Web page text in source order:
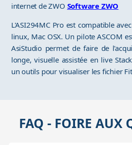
internet de ZWO Software ZWO
L'ASI294MC Pro est compatible
linux, Mac OSX. Un pilote ASCOM
AsiStudio permet de faire de
longe, visuelle assistée en live
un outils pour visualiser les fichier
FAQ - FOIRE AUX